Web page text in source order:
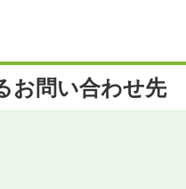
お問い合わせ先